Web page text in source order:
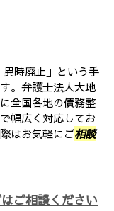
時廃止」という手
。弁護士法人大地
全国各地の債務整
幅広く対応してお
はお気軽にご相談
ご相談ください